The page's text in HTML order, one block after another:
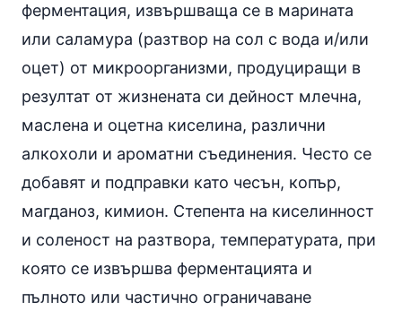
ферментация, извършваща се в марината
или саламура (разтвор на сол с вода и/или
оцет) от микроорганизми, продуциращи в
резултат от жизнената си дейност млечна,
маслена и оцетна киселина, различни
алкохоли и ароматни съединения. Често се
добавят и подправки като чесън, копър,
магданоз, кимион. Степента на киселинност
и соленост на разтвора, температурата, при
която се извършва ферментацията и
пълното или частично ограничаване